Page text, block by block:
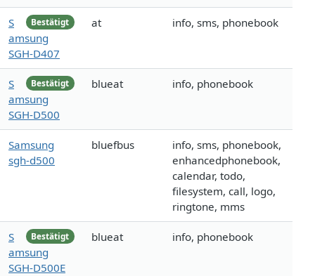
Bestätigt
S
amsung
SGH-D407
at info, sms, phonebook
Bestätigt
S
amsung
SGH-D500
blueat info, phonebook
Samsung
sgh-d500
bluefbus
info, sms, phonebook,
enhancedphonebook,
calendar, todo,
filesystem, call, logo,
ringtone, mms
Bestätigt
S
amsung
SGH-D500E
blueat info, phonebook